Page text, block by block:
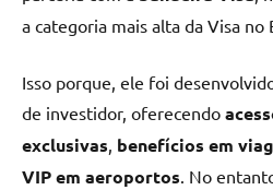
a categoria mais alta da Visa no
Isso porque, ele foi
de investidor, oferecendo
exclusivas, benefícios em
VIP em aeroportos. No